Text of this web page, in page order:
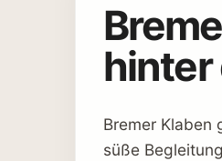
hinter
Bremer Klaben
süße